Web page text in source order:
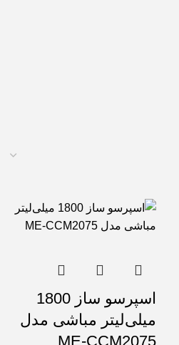
اسپرسو ساز 1800
میلی‌لیتر مباشی مدل
ME-CCM2075